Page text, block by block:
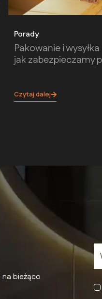
Porady
Pakowanie i
jak zabezpieczamy
Czytaj dalej
bieżąco